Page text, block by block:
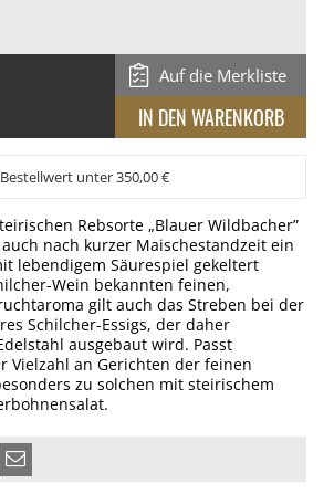
Auf die Merkliste
unter 350,00 €
Rebsorte „Blauer Wildbacher”
nach kurzer Maischestandzeit ein
lebendigem Säurespiel gekeltert
Wein bekannten feinen,
gilt auch das Streben bei der
Schilcher-Essigs, der daher
ausgebaut wird. Passt
Vielzahl an Gerichten der feinen
zu solchen mit steirischem